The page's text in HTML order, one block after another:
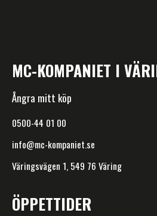
MC-KOMPANIET I
Ångra mitt köp
0500-44 01 00
info@mc-kompaniet.se
Väringsvägen 1, 549 76 Väring
ÖPPETTIDER